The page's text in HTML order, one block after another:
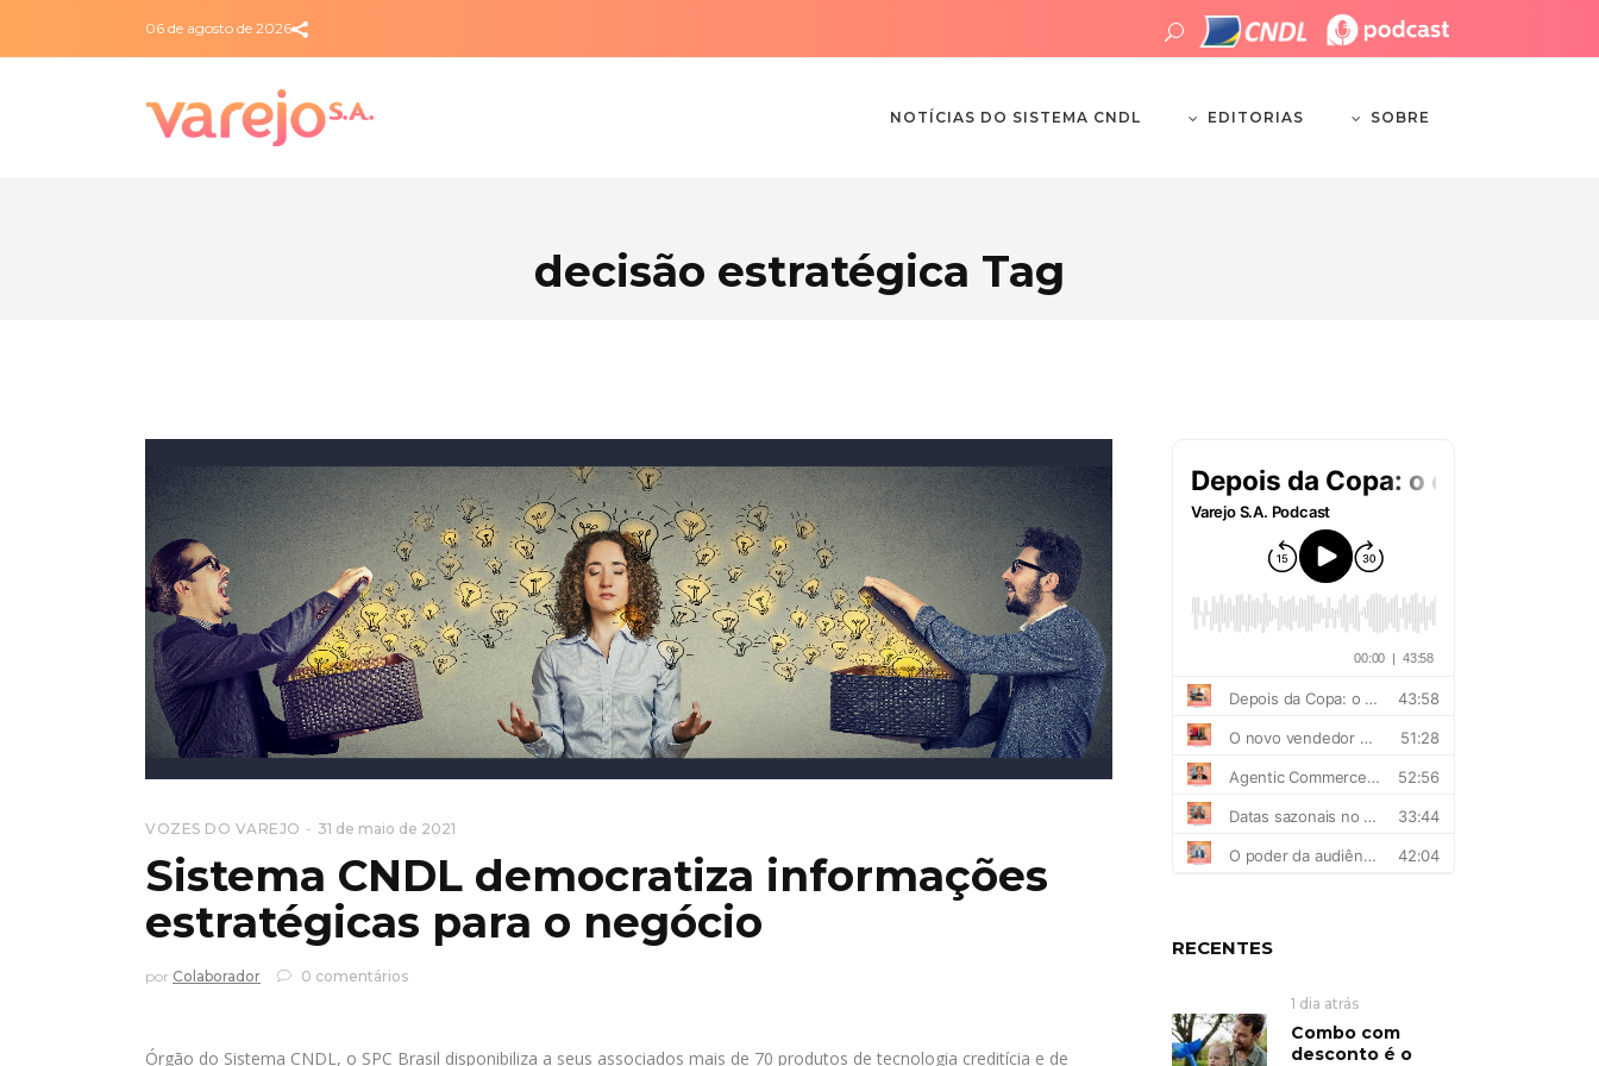
06 de agosto de 2026
NOTÍCIAS DO SISTEMA CNDL EDITORIAS SOBRE
decisão estratégica Tag
VOZES DO VAREJO 31 de maio de 2021
Sistema CNDL democratiza informações
estratégicas para o negócio
por Colaborador 0 comentários
Órgão do Sistema CNDL, o SPC Brasil disponibiliza a seus associados mais de 70 produtos de tecnologia creditícia e de
RECENTES
1 dia atrás
Combo com
desconto é o